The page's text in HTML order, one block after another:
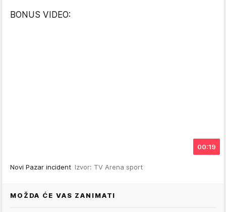
BONUS VIDEO:
00:19
Novi Pazar incident Izvor: TV Arena sport
MOŽDA ĆE VAS ZANIMATI